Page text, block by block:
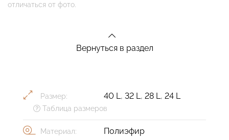
отличаться от фото.
Вернуться в раздел
Размер: 40 L, 32 L, 28 L, 24 L
Таблица размеров
Материал: Полиэфир